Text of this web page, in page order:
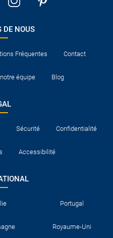
DE NOUS
Fréquentes Contact
équipe Blog
Sécurité Confidentialité
Accessibilité
Portugal
Royaume-Uni